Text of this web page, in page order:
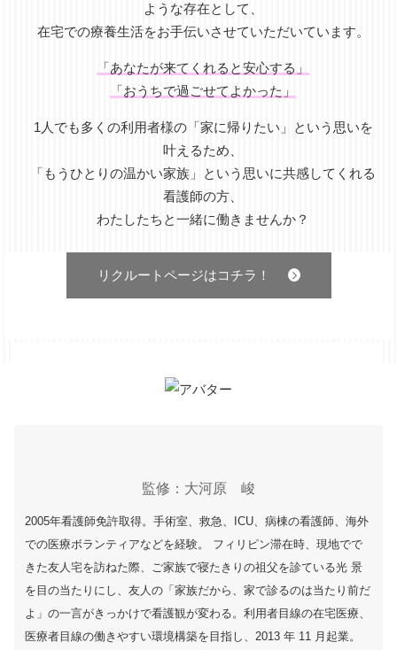
ような存在として、
在宅での療養生活をお手伝いさせていただいています。
「あなたが来てくれると安心する」
「おうちで過ごせてよかった」
1人でも多くの利用者様の「家に帰りたい」という思いを
叶えるため、
「もうひとりの温かい家族」という思いに共感してくれる
看護師の方、
わたしたちと一緒に働きませんか？
リクルートページはコチラ！
監修：大河原 峻
2005年看護師免許取得。手術室、救急、ICU、病棟の看護師、海外
での医療ボランティアなどを経験。 フィリピン滞在時、現地でで
きた友人宅を訪ねた際、ご家族で寝たきりの祖父を診ている光 景
を目の当たりにし、友人の「家族だから、家で診るのは当たり前だ
よ」の一言がきっかけで看護観が変わる。利用者目線の在宅医療、
医療者目線の働きやすい環境構築を目指し、2013 年 11 月起業。